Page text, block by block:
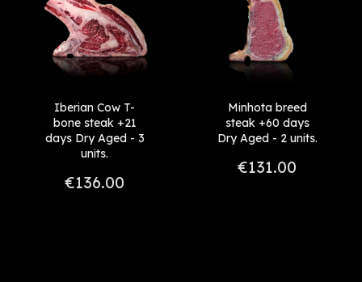
Reference, Z to A
Iberian Cow T-
bone steak +21
days Dry Aged - 3
units.
€136.00
Minhota breed
steak +60 days
Dry Aged - 2 units.
€131.00